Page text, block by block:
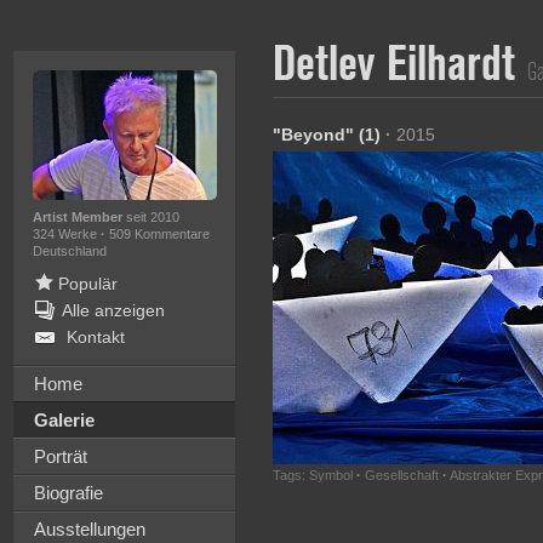
Artist Memberseit 2010
324 Werke · 509 Kommentare
Deutschland
Populär
Alle anzeigen
Kontakt
Home
Galerie
Porträt
Biografie
Ausstellungen
Detlev Eilhardt
"Beyond" (1) · 2015
Tags: Symbol · Gesellschaft · Abstrakter